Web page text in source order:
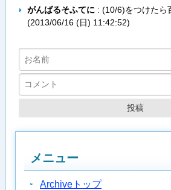
がんばるそふてに : (10/6)をつけたら
(2013/06/16 (日) 11:42:52)
メニュー
Archiveトップ